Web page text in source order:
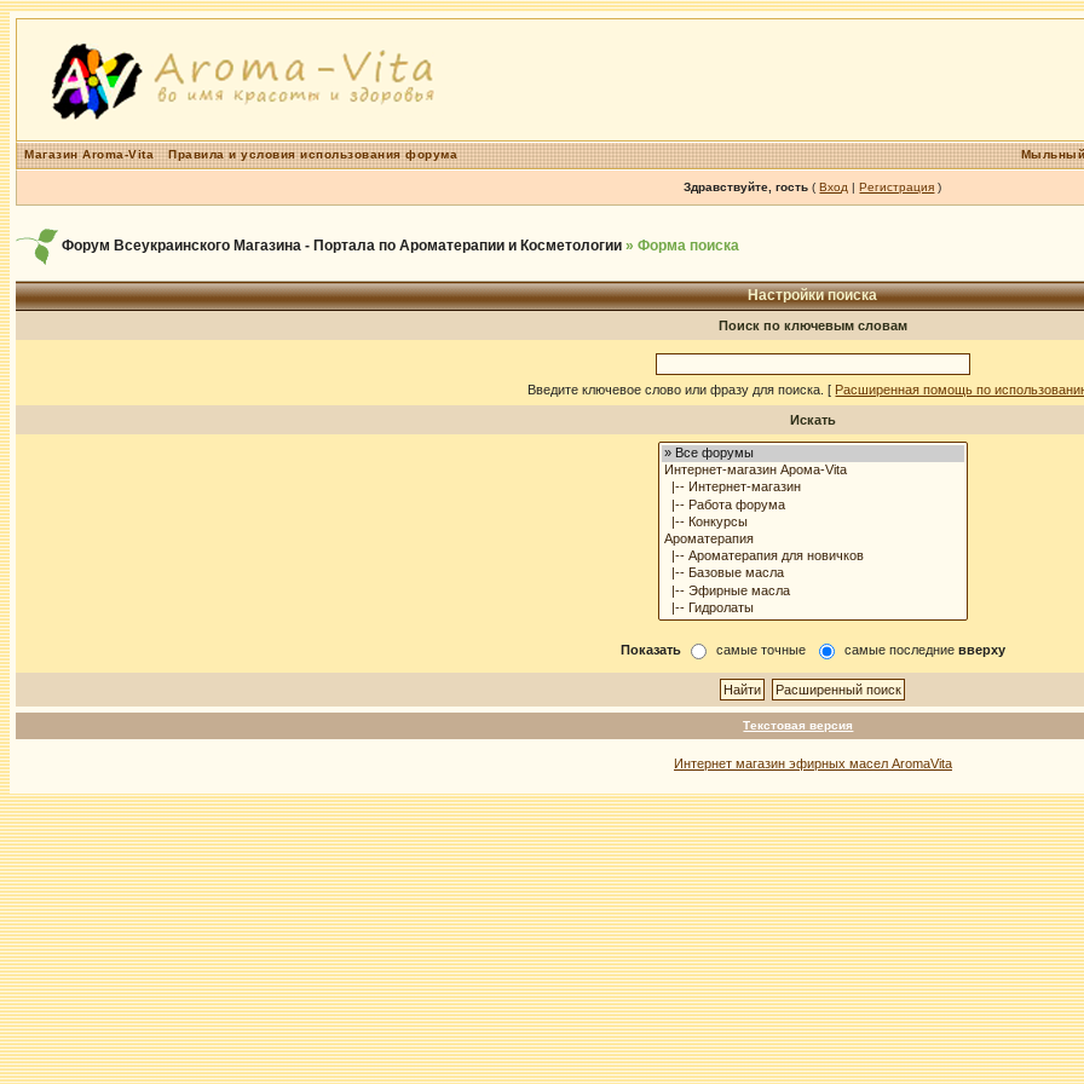
Магазин Aroma-Vita Правила и условия использования форума Мыльный
Здравствуйте, гость (Вход |Регистрация )
Форум Всеукраинского Магазина - Портала по Ароматерапии и Косметологии » Форма поиска
Настройки поиска
Поиск по ключевым словам
Введите ключевое слово или фразу для поиска. [ Расширенная помощь по
Искать
Показать самые точные самые последние вверху
Текстовая версия
Интернет магазин эфирных масел AromaVita